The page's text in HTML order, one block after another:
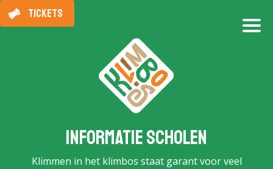
TICKETS
Informatie scholen
Klimmen in het klimbos staat garant voor veel